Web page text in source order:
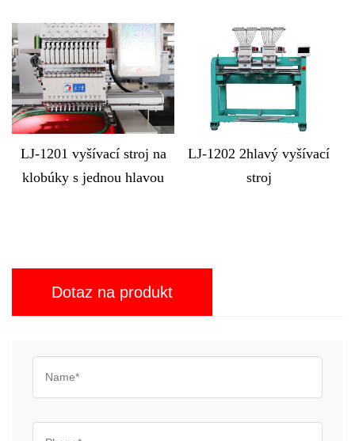
LJ-1202 2hlavý vyšívací
stroj
LJ-MX1212 Počítačový
vyšívací stroj s 12 hlavami
Dotaz na produkt